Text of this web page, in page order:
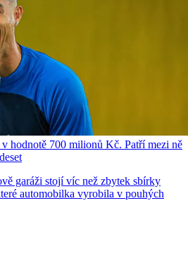
hodnotě 700 milionů Kč. Patří mezi ně
garáži stojí víc než zbytek sbírky
automobilka vyrobila v pouhých